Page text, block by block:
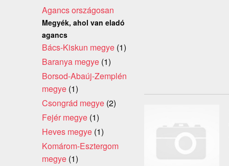
Agancs országosan
Megyék, ahol van eladó
agancs
Bács-Kiskun megye (1)
Baranya megye (1)
Borsod-Abaúj-Zemplén
megye (1)
Csongrád megye (2)
Fejér megye (1)
Heves megye (1)
Komárom-Esztergom
megye (1)